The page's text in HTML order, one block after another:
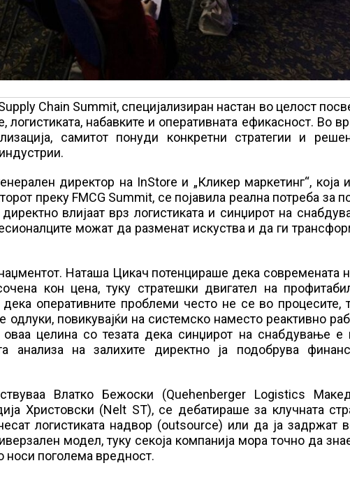
Chain Summit, специјализиран настан во целост
набавките и оперативната ефикасност. Во
самитот понуди конкретни стратегии и
директор на InStore и „Кликер маркетинг“, која
преку FMCG Summit, се појавила реална потреба за
влијаат врз логистиката и синџирот на
можат да разменат искуства и да ги
Наташа Цикач потенцираше дека современата
кон цена, туку стратешки двигател на
оперативните проблеми често не се во процесите,
одлуки, повикувајќи на системско наместо реактивно
целина со тезата дека синџирот на снабдување е
анализа на залихите директно ја подобрува
Влатко Бежоски (Quehenberger Logistics
Христовски (Nelt ST), се дебатираше за клучната
логистиката надвор (outsource) или да ја задржат
модел, туку секоја компанија мора точно да
носи поголема вредност.